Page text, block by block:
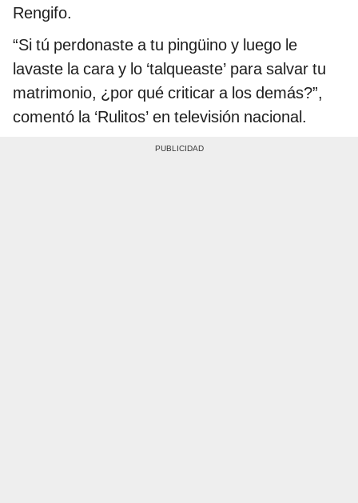
Rengifo.
“Si tú perdonaste a tu pingüino y luego le
lavaste la cara y lo ‘talqueaste’ para salvar tu
matrimonio, ¿por qué criticar a los demás?”,
comentó la ‘Rulitos’ en televisión nacional.